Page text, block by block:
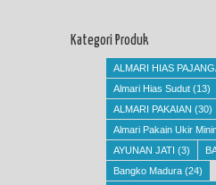
Kategori Produk
ALMARI HIAS
Almari Hias Sudut (13)
ALMARI PAKAIAN (30)
Almari Pakain Ukir
AYUNAN JATI (3)
Bangko Madura (24)